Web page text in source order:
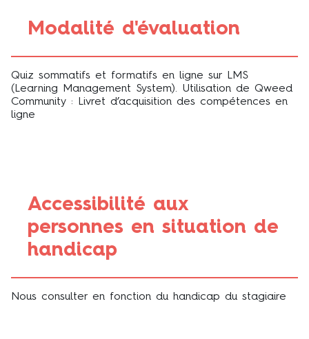
Modalité d'évaluation
Quiz sommatifs et formatifs en ligne sur LMS
(Learning Management System). Utilisation de Qweed
Community : Livret d’acquisition des compétences en
ligne
Accessibilité aux
personnes en situation de
handicap
Nous consulter en fonction du handicap du stagiaire